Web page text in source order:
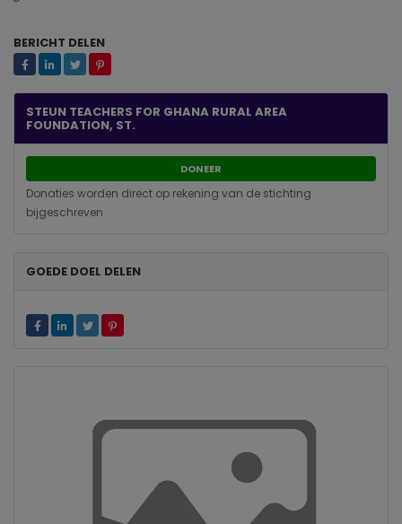
BERICHT DELEN
STEUN TEACHERS FOR GHANA RURAL AREA
FOUNDATION, ST.
DONEER
Donaties worden direct op rekening van de stichting
bijgeschreven
GOEDE DOEL DELEN